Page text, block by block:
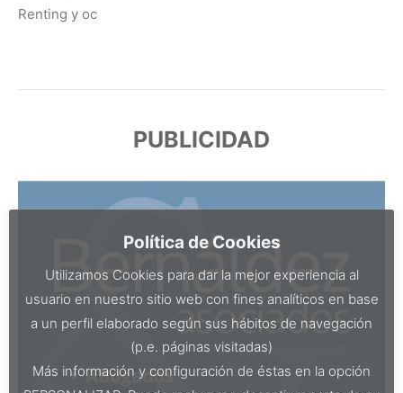
Renting y oc
PUBLICIDAD
Política de Cookies
Utilizamos Cookies para dar la mejor experiencia al
usuario en nuestro sitio web con fines analíticos en base
a un perfil elaborado según sus hábitos de navegación
(p.e. páginas visitadas)
Más información y configuración de éstas en la opción